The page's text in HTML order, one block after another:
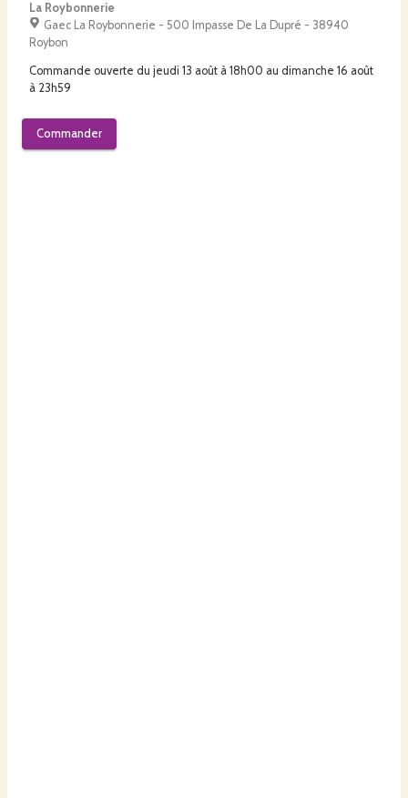
La Roybonnerie
Gaec La Roybonnerie - 500 Impasse De La Dupré - 38940
Roybon
Commande ouverte du jeudi 13 août à 18h00 au dimanche 16 août
à 23h59
Commander